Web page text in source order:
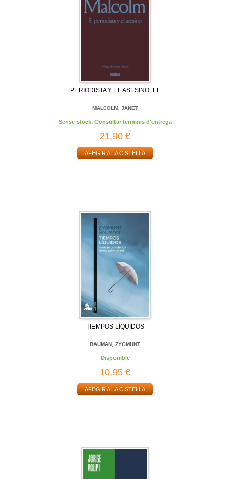
PERIODISTA Y EL ASESINO, EL
MALCOLM, JANET
Sense stock. Consultar terminis d'entrega
21,90 €
AFEGIR A LA CISTELLA
TIEMPOS LÍQUIDOS
BAUMAN, ZYGMUNT
Disponible
10,95 €
AFEGIR A LA CISTELLA